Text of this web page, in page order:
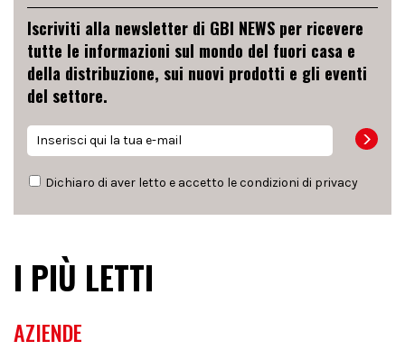
Iscriviti alla newsletter di GBI NEWS per ricevere
tutte le informazioni sul mondo del fuori casa e
della distribuzione, sui nuovi prodotti e gli eventi
del settore.
Dichiaro di aver letto e accetto le condizioni di privacy
I PIÙ LETTI
AZIENDE